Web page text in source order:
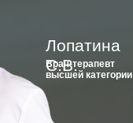
Врач-терапевт
высшей категории
Лопатина
С.В.